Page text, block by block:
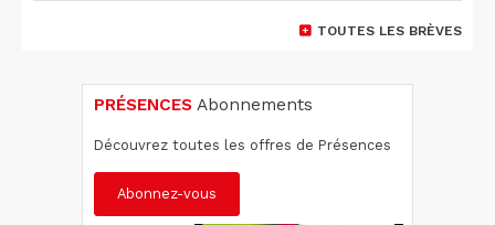
TOUTES LES BRÈVES
PRÉSENCES Abonnements
Découvrez toutes les offres de Présences
Abonnez-vous